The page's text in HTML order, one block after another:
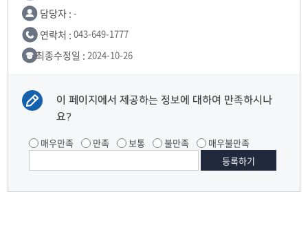
담당자 : -
연락처 : 043-649-1777
최종수정일 : 2024-10-26
이 페이지에서 제공하는 정보에 대하여 만족하시나
요?
매우만족 만족 보통 불만족 매우불만족